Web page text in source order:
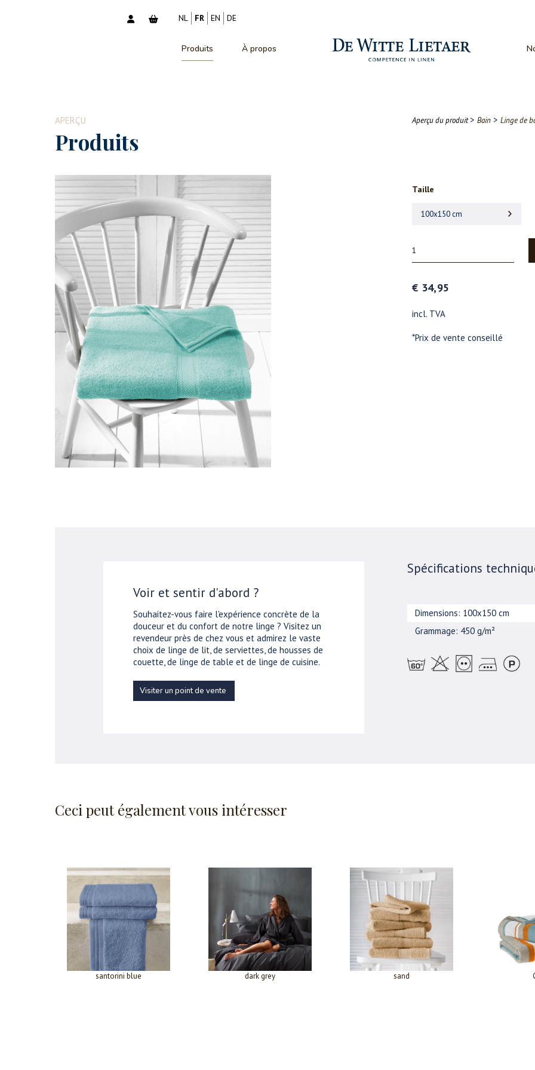
NL FR EN DE
Produits À propos
APERÇU
Produits
Aperçu du produit > Bain > Linge de
Taille
100x150 cm
€ 34,95
incl. TVA
*Prix de vente conseillé
Voir et sentir d'abord ?
Souhaitez-vous faire l'expérience concrète de la
douceur et du confort de notre linge ? Visitez un
revendeur près de chez vous et admirez le vaste
choix de linge de lit, de serviettes, de housses de
couette, de linge de table et de linge de cuisine.
Visiter un point de vente
Spécifications
Dimensions: 100x150 cm
Grammage: 450 g/m²
Ceci peut également vous intéresser
santorini blue dark grey sand